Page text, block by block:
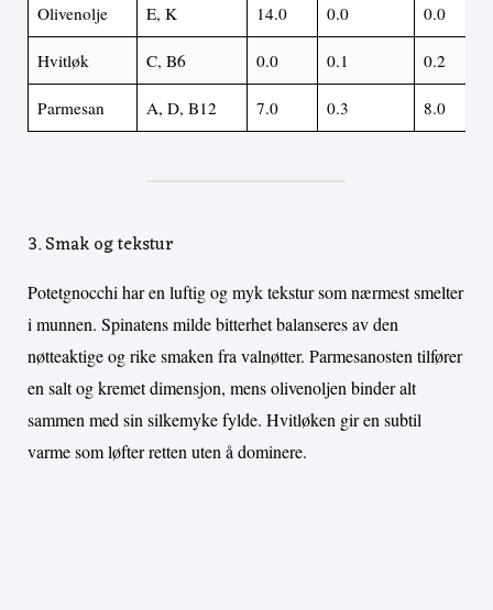
Olivenolje E, K 14.0 0.0 0.0
Hvitløk C, B6 0.0 0.1 0.2
Parmesan A, D, B12 7.0 0.3 8.0
3. Smak og tekstur
Potetgnocchi har en luftig og myk tekstur som nærmest smelter
i munnen. Spinatens milde bitterhet balanseres av den
nøtteaktige og rike smaken fra valnøtter. Parmesanosten tilfører
en salt og kremet dimensjon, mens olivenoljen binder alt
sammen med sin silkemyke fylde. Hvitløken gir en subtil
varme som løfter retten uten å dominere.